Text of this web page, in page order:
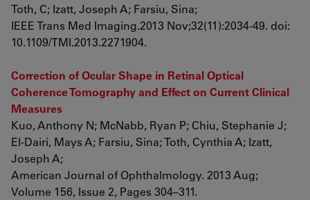
Toth, C; Izatt, Joseph A; Farsiu, Sina;
IEEE Trans Med Imaging.2013 Nov;32(11):2034-49. doi:
10.1109/TMI.2013.2271904.
Correction of Ocular Shape in Retinal Optical
Coherence Tomography and Effect on Current Clinical
Measures
Kuo, Anthony N; McNabb, Ryan P; Chiu, Stephanie J;
El-Dairi, Mays A; Farsiu, Sina; Toth, Cynthia A; Izatt,
Joseph A;
American Journal of Ophthalmology. 2013 Aug;
Volume 156, Issue 2, Pages 304–311.